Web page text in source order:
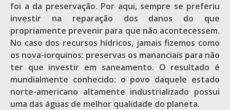
foi a da preservação. Por aqui, sempre se preferiu
investir na reparação dos danos do que
propriamente prevenir para que não acontecessem.
No caso dos recursos hídricos, jamais fizemos como
os nova-iorquinos: preservas os mananciais para não
ter que investir em saneamento. O resultado é
mundialmente conhecido: o povo daquele estado
norte-americano altamente industrializado possui
uma das águas de melhor qualidade do planeta.